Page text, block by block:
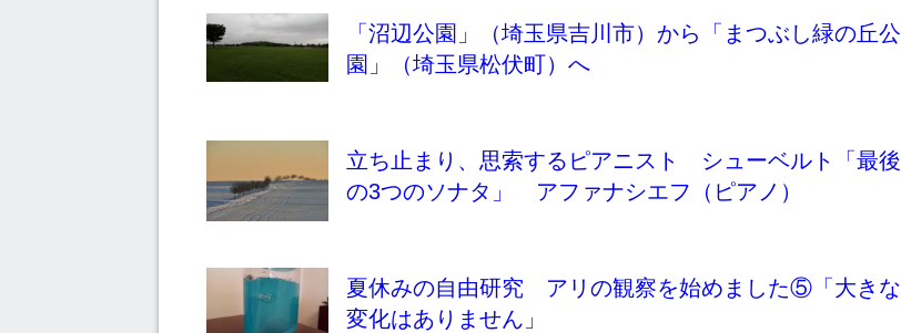
「沼辺公園」（埼玉県吉川市）から「まつぶし緑の丘公
園」（埼玉県松伏町）へ
立ち止まり、思索するピアニスト シューベルト「最後
の3つのソナタ」 アファナシエフ（ピアノ）
夏休みの自由研究 アリの観察を始めました⑤「大きな
変化はありません」